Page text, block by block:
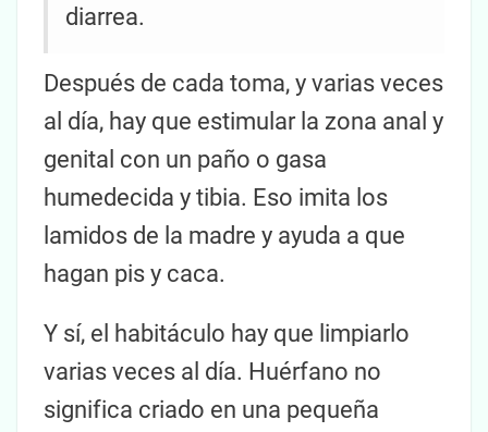
diarrea.
Después de cada toma, y varias veces
al día, hay que estimular la zona anal y
genital con un paño o gasa
humedecida y tibia. Eso imita los
lamidos de la madre y ayuda a que
hagan pis y caca.
Y sí, el habitáculo hay que limpiarlo
varias veces al día. Huérfano no
significa criado en una pequeña